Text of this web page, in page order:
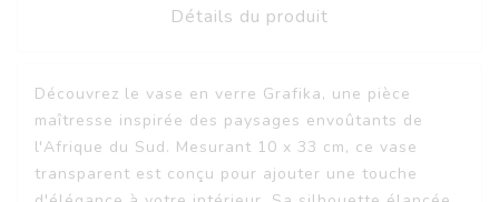
Détails du produit
Découvrez le vase en verre Grafika, une pièce
maîtresse inspirée des paysages envoûtants de
l'Afrique du Sud. Mesurant 10 x 33 cm, ce vase
transparent est conçu pour ajouter une touche